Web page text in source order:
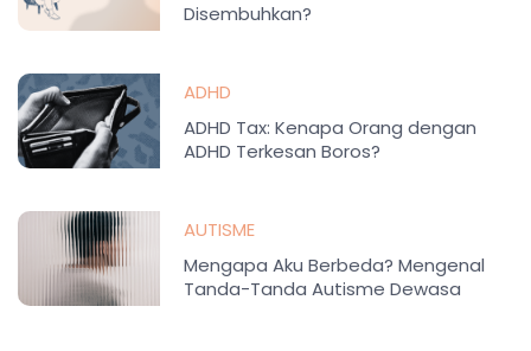
Disembuhkan?
ADHD
ADHD Tax: Kenapa Orang dengan
ADHD Terkesan Boros?
AUTISME
Mengapa Aku Berbeda? Mengenal
Tanda-Tanda Autisme Dewasa